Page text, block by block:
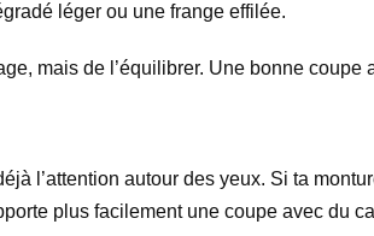
léger ou une frange effilée.
mais de l’équilibrer. Une bonne
l’attention autour des yeux. Si ta
plus facilement une coupe avec du